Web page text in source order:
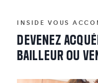
DEVENEZ
BAILLEUR OU
INSIDE VOUS